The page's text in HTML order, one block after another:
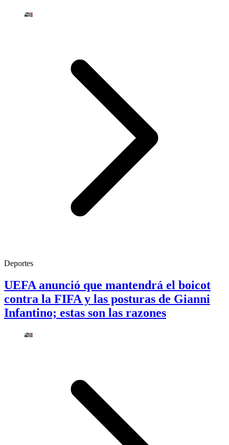
Deportes
UEFA anunció que mantendrá el boicot
contra la FIFA y las posturas de Gianni
Infantino; estas son las razones